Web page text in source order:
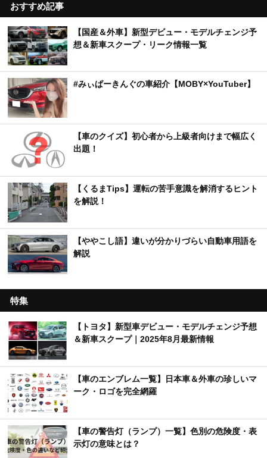
おすすめ記事
【国産＆外車】新型デビュー・モデルチェンジ予
想＆新車スクープ・リーク情報一覧
#みぃぱーきんぐの車紹介【MOBY×YouTuber】
【車のクイズ】初心者から上級者向けまで幅広く
出題！
【くるまTips】運転の苦手意識を解消するヒント
を解説！
【ややこし語】違いが分かりづらい自動車用語を
解説
特集
【トヨタ】新型車デビュー・モデルチェンジ予想
＆新車スクープ｜2025年8月最新情報
【車のエンブレム一覧】日本車＆外車の珍しいマ
ーク・ロゴを完全網羅
【車の警告灯（ランプ）一覧】色別の危険度・表
示灯の意味とは？